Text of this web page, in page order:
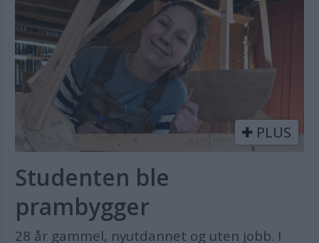
PLUS
Studenten ble
prambygger
28 år gammel, nyutdannet og uten jobb. I